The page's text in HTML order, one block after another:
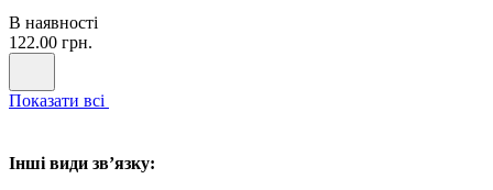
В наявності
122.00 грн.
Показати всі
Інші види звʼязку: